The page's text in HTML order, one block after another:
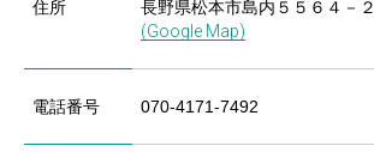
住所
長野県松本市島内５５６４－２
(Google Map)
電話番号 070-4171-7492